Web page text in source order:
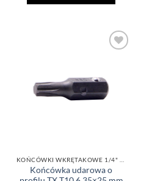
Końcówka udarowa o